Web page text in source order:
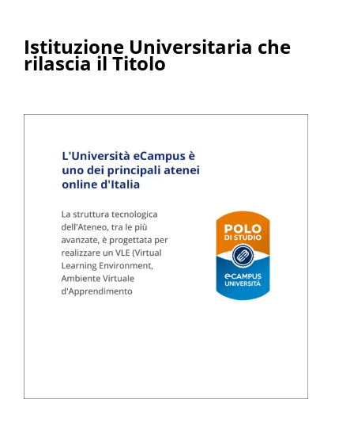
Istituzione Universitaria che
rilascia il Titolo